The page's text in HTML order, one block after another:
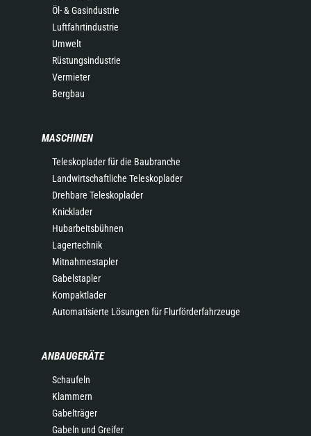
Öl- & Gasindustrie
Luftfahrtindustrie
Umwelt
Rüstungsindustrie
Vermieter
Bergbau
MASCHINEN
Teleskoplader für die Baubranche
Landwirtschaftliche Teleskoplader
Drehbare Teleskoplader
Knicklader
Hubarbeitsbühnen
Lagertechnik
Mitnahmestapler
Gabelstapler
Kompaktlader
Automatisierte Lösungen für Flurförderfahrzeuge
ANBAUGERÄTE
Schaufeln
Klammern
Gabelträger
Gabeln und Greifer